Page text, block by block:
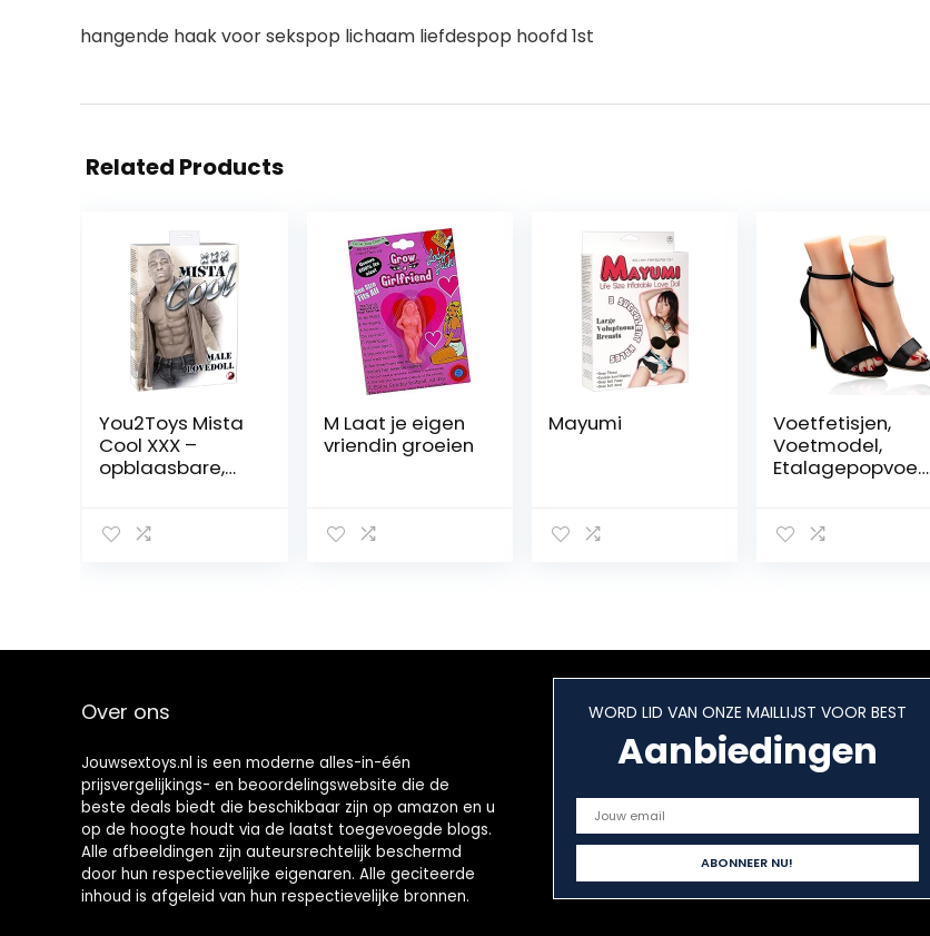
hangende haak voor sekspop lichaam liefdespop hoofd 1st
Related Products
You2Toys Mista
Cool XXX –
opblaasbare,
penis,
levensechte,
M Laat je eigen
vriendin groeien
Mayumi
Voetfetisjen,
Voetmodel,
Etalagepopvoet,
Siliconen
schetsen,
Over ons
Jouwsextoys.nl is een moderne alles-in-één
prijsvergelijkings- en beoordelingswebsite die de
beste deals biedt die beschikbaar zijn op amazon en u
op de hoogte houdt via de laatst toegevoegde blogs.
Alle afbeeldingen zijn auteursrechtelijk beschermd
door hun respectievelijke eigenaren. Alle geciteerde
inhoud is afgeleid van hun respectievelijke bronnen.
WORD LID VAN ONZE MAILLIJST VOOR BEST
Aanbiedingen